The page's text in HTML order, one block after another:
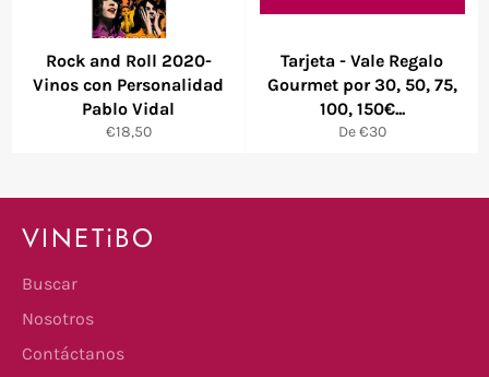
Rock and Roll 2020-
Vinos con Personalidad
Pablo Vidal
Precio
€18,50
Tarjeta - Vale Regalo
Gourmet por 30, 50, 75,
100, 150€...
De €30
VINETiBO
Buscar
Nosotros
Contáctanos